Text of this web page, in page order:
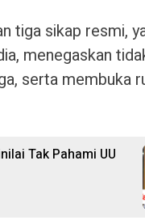
tiga sikap resmi,
menegaskan
serta membuka
Tak Pahami UU